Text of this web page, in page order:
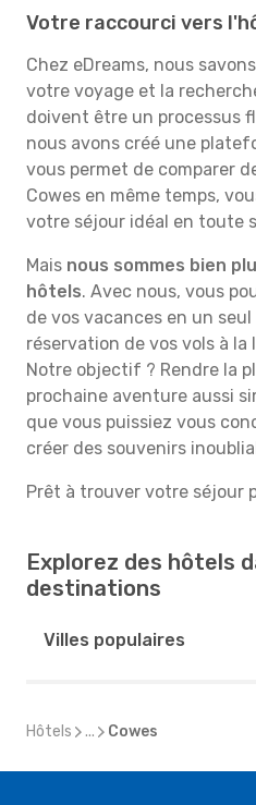
Votre raccourci vers
Chez eDreams, nous
votre voyage et la
doivent être un processus
nous avons créé une
vous permet de comparer
Cowes en même temps,
votre séjour idéal en toute
Mais nous sommes bien
hôtels. Avec nous, vous
de vos vacances en un
réservation de vos vols à
Notre objectif ? Rendre la
prochaine aventure aussi
que vous puissiez vous
créer des souvenirs
Prêt à trouver votre séjour
Explorez des hôtels
destinations
Villes populaires
Hôtels ... Cowes